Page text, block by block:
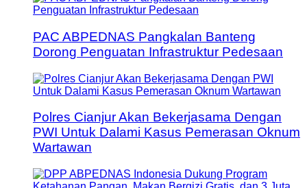
PAC ABPEDNAS Pangkalan Banteng
Dorong Penguatan Infrastruktur Pedesaan
Polres Cianjur Akan Bekerjasama Dengan
PWI Untuk Dalami Kasus Pemerasan Oknum
Wartawan